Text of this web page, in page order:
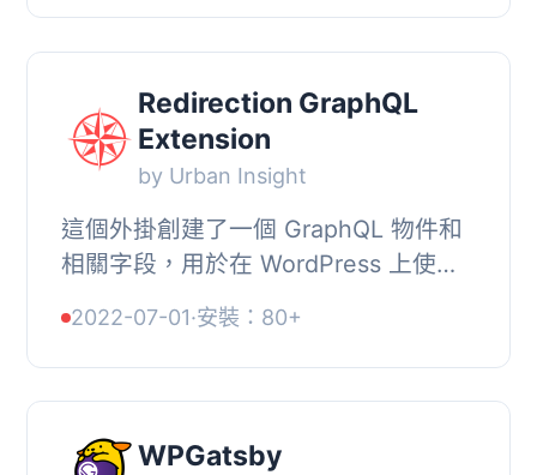
欄位 (Adva...
Redirection GraphQL
Extension
by Urban Insight
這個外掛創建了一個 GraphQL 物件和
相關字段，用於在 WordPress 上使用
了在 GatsbyJS 上使用而開發的，但應
該與其他 Gra...
2022-07-01·安裝：80+
WPGatsby